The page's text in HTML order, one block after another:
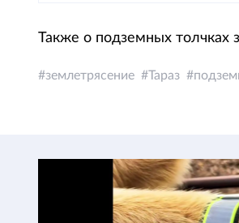
Также о подземных толчках
землетрясение Тараз